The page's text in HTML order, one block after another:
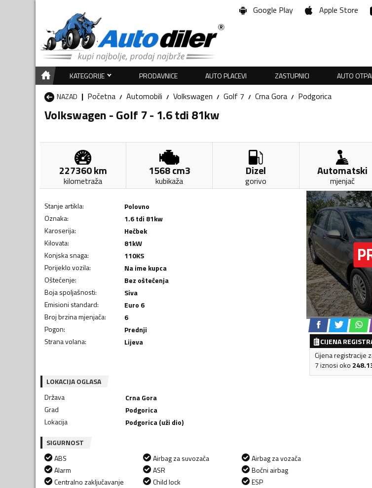
Google Play Apple Store
KATEGORIJE PRODAVNICE AUTO PLACEVI ZASTUPNICI AUTO
NAZAD
Početna Automobili Volkswagen Golf 7 Crna Gora Podgorica
Volkswagen - Golf 7 - 1.6 tdi 81kw
227360km
kilometraža
1568cm3
kubikaža
Dizel
gorivo
Automatski
mjenjač
Stanje artikla:
Polovno
Oznaka:
1.6 tdi 81kw
Karoserija:
Hečbek
Kilovata: 81kW
Konjska snaga: 110KS
Porijeklo vozila:
Na ime kupca
Oštećenje:
Bez oštećenja
Boja spoljašnosti:
Siva
Emisioni standard:
Euro 6
Broj brzina mjenjača:
6
Pogon:
Prednji
Strana volana: Lijeva
CIJENA
Cijena registracije
7 iznosi oko
LOKACIJA OGLASA
Država
Crna Gora
Grad
Podgorica
Lokacija
Podgorica (uži dio)
SIGURNOST
ABS
Alarm
Centralno zaključavanje
Airbag za suvozača
ASR
Child lock
Airbag za vozača
Bočni airbag
ESP